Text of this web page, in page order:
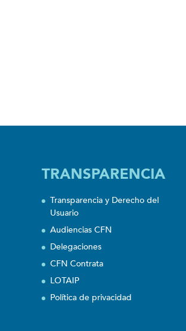
TRANSPARENCIA
Transparencia y Derecho del
Usuario
Audiencias CFN
Delegaciones
CFN Contrata
LOTAIP
Política de privacidad